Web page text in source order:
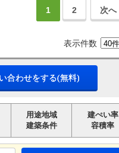
1 2 次へ
表示件数
合わせをする(無料)
用途地域
建築条件
建ぺい率
容積率